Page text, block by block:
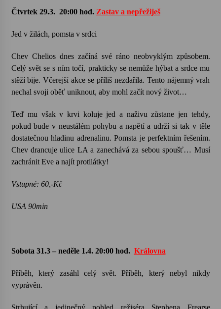
Čtvrtek 29.3. 20:00 hod. Zastav a nepřežiješ
Jed v žilách, pomsta v srdci
Chev Chelios dnes začíná své ráno neobvyklým způsobem.
Celý svět se s ním točí, prakticky se nemůže hýbat a srdce mu
stěží bije. Včerejší akce se příliš nezdařila. Tento nájemný vrah
nechal svoji oběť uniknout, aby mohl začít nový život…
Teď mu však v krvi koluje jed a naživu zůstane jen tehdy,
pokud bude v neustálém pohybu a napětí a udrží si tak v těle
dostatečnou hladinu adrenalinu. Pomsta je perfektním řešením.
Chev drancuje ulice LA a zanechává za sebou spoušť… Musí
zachránit Eve a najít protilátky!
Vstupné: 60,-Kč
USA 90min
Sobota 31.3 – neděle 1.4. 20:00 hod. Královna
Příběh, který zasáhl celý svět. Příběh, který nebyl nikdy
vyprávěn.
Strhující a jedinečný pohled režiséra Stephena Frearse